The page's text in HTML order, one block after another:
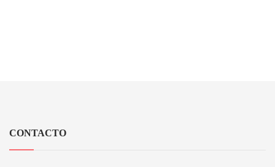
CONTACTO